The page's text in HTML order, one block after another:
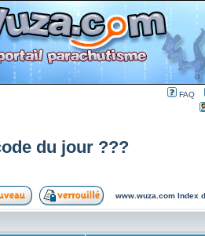
FAQ
du jour ???
www.wuza.com Index